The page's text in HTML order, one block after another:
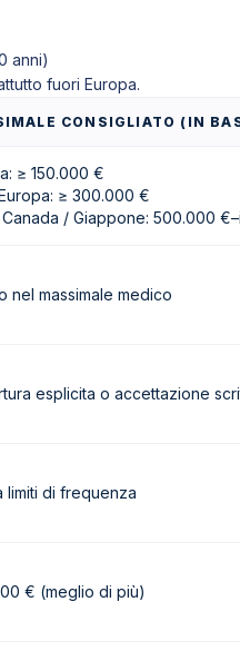
anni)
fuori Europa.
CONSIGLIATO (IN
≥ 150.000 €
≥ 300.000 €
/ Giappone: 500.000
nel massimale medico
esplicita o accettazione
limiti di frequenza
€ (meglio di più)